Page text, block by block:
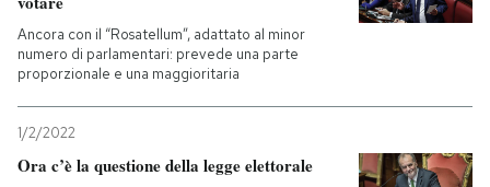
Ancora con il “Rosatellum”, adattato al minor
numero di parlamentari: prevede una parte
proporzionale e una maggioritaria
1/2/2022
Ora c’è la questione della legge elettorale